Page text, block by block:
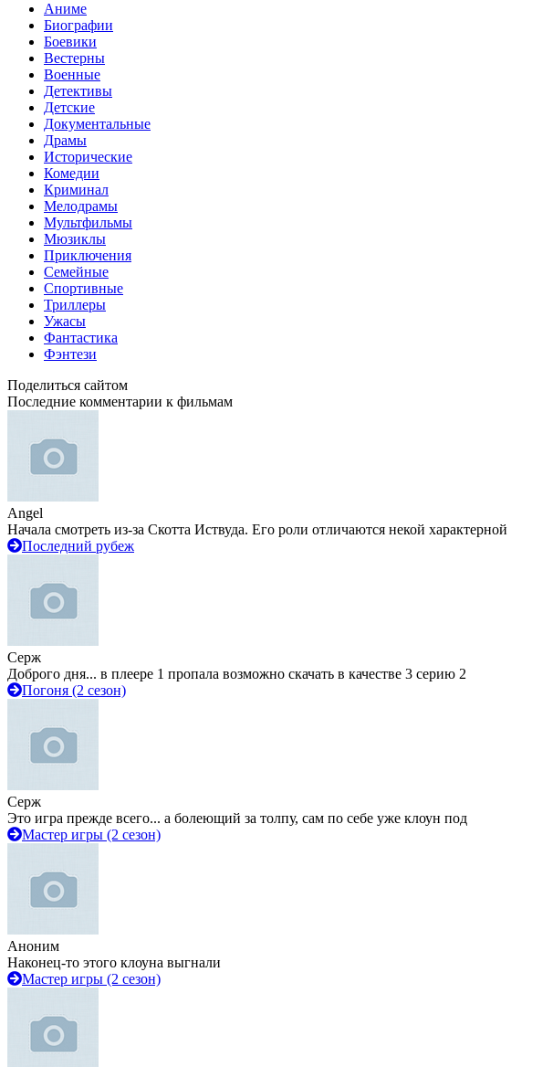
Аниме
Биографии
Боевики
Вестерны
Военные
Детективы
Детские
Документальные
Драмы
Исторические
Комедии
Криминал
Мелодрамы
Мультфильмы
Мюзиклы
Приключения
Семейные
Спортивные
Триллеры
Ужасы
Фантастика
Фэнтези
Поделиться сайтом
Последние комментарии к фильмам
Angel
Начала смотреть из-за Скотта Иствуда. Его роли отличаются некой характерной
Последний рубеж
Серж
Доброго дня... в плеере 1 пропала возможно скачать в качестве 3 серию 2
Погоня (2 сезон)
Серж
Это игра прежде всего... а болеющий за толпу, сам по себе уже клоун под
Мастер игры (2 сезон)
Аноним
Наконец-то этого клоуна выгнали
Мастер игры (2 сезон)